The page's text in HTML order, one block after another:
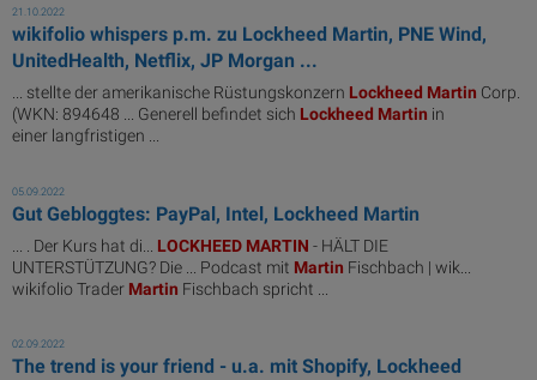
21.10.2022
wikifolio whispers p.m. zu Lockheed Martin, PNE Wind,
UnitedHealth, Netflix, JP Morgan ...
... stellte der amerikanische Rüstungskonzern Lockheed Martin Corp.
(WKN: 894648 ... Generell befindet sich Lockheed Martin in
einer langfristigen ...
05.09.2022
Gut Gebloggtes: PayPal, Intel, Lockheed Martin
... . Der Kurs hat di... LOCKHEED MARTIN - HÄLT DIE
UNTERSTÜTZUNG? Die ... Podcast mit Martin Fischbach | wik...
wikifolio Trader Martin Fischbach spricht ...
02.09.2022
The trend is your friend - u.a. mit Shopify, Lockheed